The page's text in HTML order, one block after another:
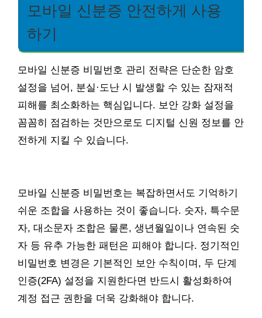
모바일 신분증 안전하게 사용
하기
모바일 신분증 비밀번호 관리 전략은 단순한 암호
설정을 넘어, 분실·도난 시 발생할 수 있는 잠재적
피해를 최소화하는 핵심입니다. 보안 강화 설정을
꼼꼼히 점검하는 것만으로도 디지털 신원 정보를 안
전하게 지킬 수 있습니다.
모바일 신분증 비밀번호는 복잡하면서도 기억하기
쉬운 조합을 사용하는 것이 좋습니다. 숫자, 특수문
자, 대소문자 조합은 물론, 생년월일이나 연속된 숫
자 등 유추 가능한 패턴은 피해야 합니다. 정기적인
비밀번호 변경은 기본적인 보안 수칙이며, 두 단계
인증(2FA) 설정을 지원한다면 반드시 활성화하여
계정 접근 권한을 더욱 강화해야 합니다.